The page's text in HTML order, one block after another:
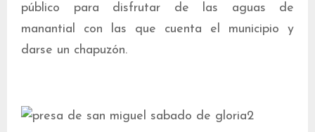
público para disfrutar de las aguas de
manantial con las que cuenta el municipio y
darse un chapuzón.